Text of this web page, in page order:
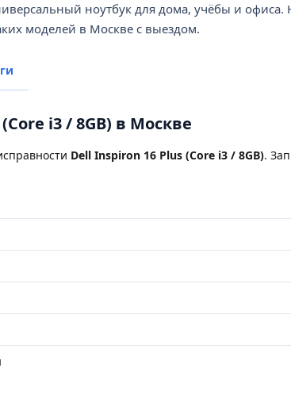
ноутбук для дома, учёбы и офиса.
моделей в Москве с выездом.
i3 / 8GB) в Москве
Dell Inspiron 16 Plus (Core i3 / 8GB).